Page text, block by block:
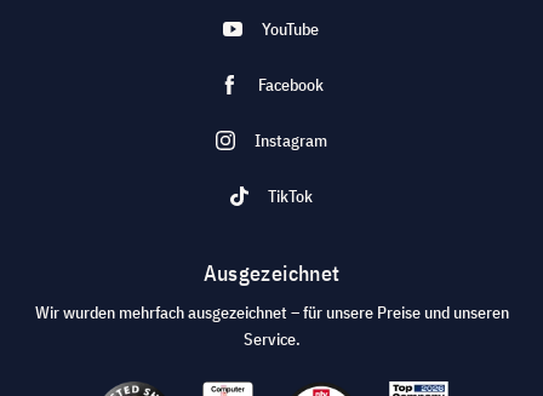
YouTube
Facebook
Instagram
TikTok
Ausgezeichnet
Wir wurden mehrfach ausgezeichnet – für unsere Preise und unseren
Service.